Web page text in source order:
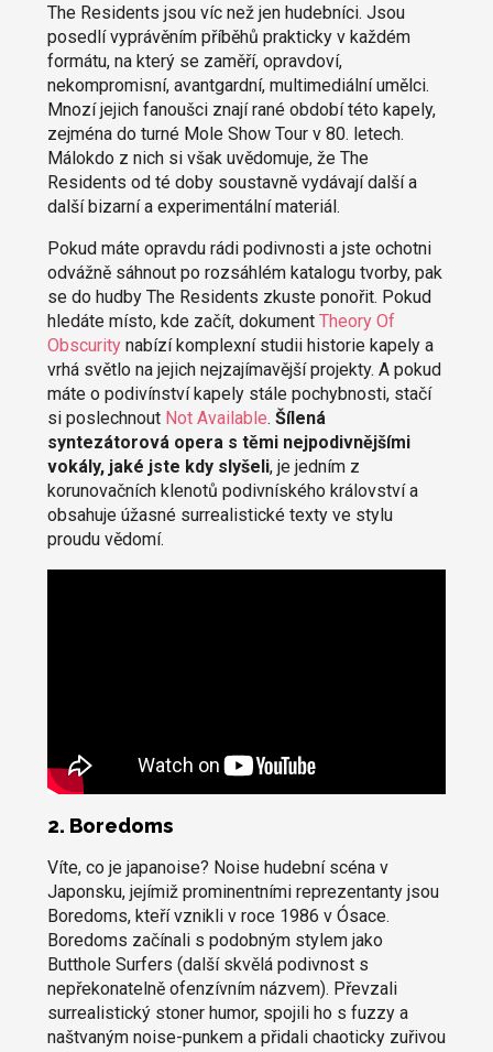
The Residents jsou víc než jen hudebníci. Jsou
posedlí vyprávěním příběhů prakticky v každém
formátu, na který se zaměří, opravdoví,
nekompromisní, avantgardní, multimediální umělci.
Mnozí jejich fanoušci znají rané období této kapely,
zejména do turné Mole Show Tour v 80. letech.
Málokdo z nich si však uvědomuje, že The
Residents od té doby soustavně vydávají další a
další bizarní a experimentální materiál.
Pokud máte opravdu rádi podivnosti a jste ochotni
odvážně sáhnout po rozsáhlém katalogu tvorby, pak
se do hudby The Residents zkuste ponořit. Pokud
hledáte místo, kde začít, dokument Theory Of
Obscuritynabízí komplexní studii historie kapely a
vrhá světlo na jejich nejzajímavější projekty. A pokud
máte o podivínství kapely stále pochybnosti, stačí
si poslechnout Not Available. Šílená
syntezátorová opera s těmi nejpodivnějšími
vokály, jaké jste kdy slyšeli, je jedním z
korunovačních klenotů podivníského království a
obsahuje úžasné surrealistické texty ve stylu
proudu vědomí.
2. Boredoms
Víte, co je japanoise? Noise hudební scéna v
Japonsku, jejímiž prominentními reprezentanty jsou
Boredoms, kteří vznikli v roce 1986 v Ósace.
Boredoms začínali s podobným stylem jako
Butthole Surfers (další skvělá podivnost s
nepřekonatelně ofenzívním názvem). Převzali
surrealistický stoner humor, spojili ho s fuzzy a
naštvaným noise-punkem a přidali chaoticky zuřivou